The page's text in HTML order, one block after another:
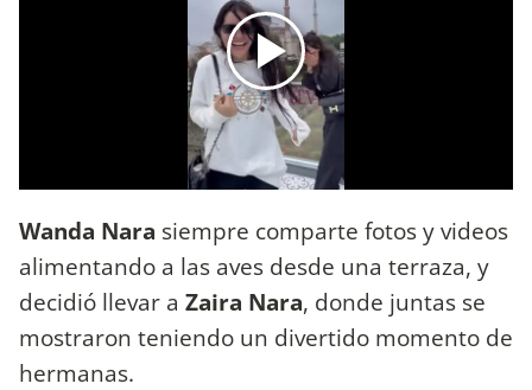
Wanda Nara siempre comparte fotos y videos
alimentando a las aves desde una terraza, y
decidió llevar a Zaira Nara, donde juntas se
mostraron teniendo un divertido momento de
hermanas.